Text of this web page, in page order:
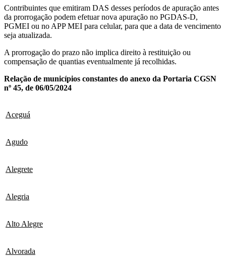
Contribuintes que emitiram DAS desses períodos de apuração antes
da prorrogação podem efetuar nova apuração no PGDAS-D,
PGMEI ou no APP MEI para celular, para que a data de vencimento
seja atualizada.
A prorrogação do prazo não implica direito à restituição ou
compensação de quantias eventualmente já recolhidas.
Relação de municípios constantes do anexo da Portaria CGSN
nº 45, de 06/05/2024
Aceguá
Agudo
Alegrete
Alegria
Alto Alegre
Alvorada